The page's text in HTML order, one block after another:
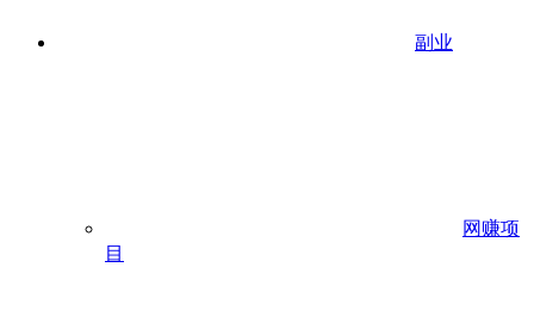
副业
网赚项
目